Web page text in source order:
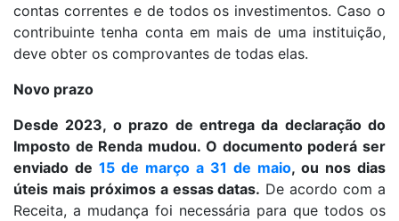
contas correntes e de todos os investimentos. Caso o
contribuinte tenha conta em mais de uma instituição,
deve obter os comprovantes de todas elas.
Novo prazo
Desde 2023, o prazo de entrega da declaração do
Imposto de Renda mudou. O documento poderá ser
enviado de 15 de março a 31 de maio, ou nos dias
úteis mais próximos a essas datas. De acordo com a
Receita, a mudança foi necessária para que todos os